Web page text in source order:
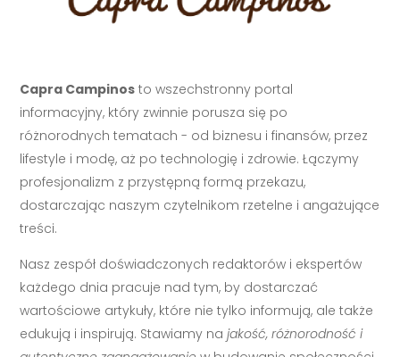
Capra Campinos to wszechstronny portal
informacyjny, który zwinnie porusza się po
różnorodnych tematach - od biznesu i finansów, przez
lifestyle i modę, aż po technologię i zdrowie. Łączymy
profesjonalizm z przystępną formą przekazu,
dostarczając naszym czytelnikom rzetelne i angażujące
treści.
Nasz zespół doświadczonych redaktorów i ekspertów
każdego dnia pracuje nad tym, by dostarczać
wartościowe artykuły, które nie tylko informują, ale także
edukują i inspirują. Stawiamy najakość, różnorodność i